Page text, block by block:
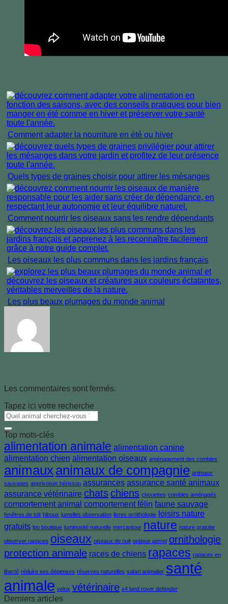
Comment adapter la nourriture en été ou hiver
Quels types de graines choisir pour attirer les mésanges
Comment nourrir les oiseaux sans les rendre dépendants
Les oiseaux les plus communs dans les jardins français
Les plus beaux plumages du monde animal
Les commentaires sont fermés.
Tapez ici votre recherche
Top mots-clés
alimentation animale alimentation canine
alimentation chien alimentation oiseaux aménagement des combles
animaux animaux de compagnie animaux
sauvages apprivoiser hérisson assurances assurance santé animaux
assurance vétérinaire chats chiens chouettes combles aménagés
comportement animal comportement félin faune sauvage
fenêtres de toit hiboux jumelles observation livres ornithologie loisirs nature
gratuits lpo boutique luminosité naturelle mercantour nature nature gratuite
observer rapaces oiseaux oiseaux de nuit optique perret ornithologie
protection animale races de chiens rapaces rapaces en
liberté réduire ses dépenses réserves naturelles safari animalier santé
animale velux vétérinaire x4 land rover defender
Derniers articles